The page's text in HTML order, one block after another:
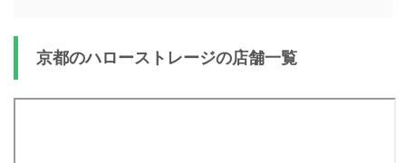
京都のハローストレージの店舗一覧